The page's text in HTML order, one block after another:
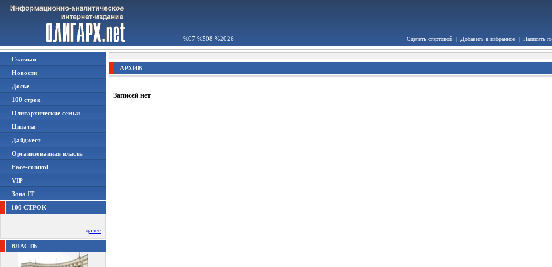
%07 %508 %2026 Сделать стартовой | Добавить в избранное | Написать
Главная
Новости
Досье
100 строк
Олигархические семьи
Цитаты
Дайджест
Организованная власть
Face-control
VIP
Зона IT
100 СТРОК
далее
ВЛАСТЬ
АРХИВ
Записей нет